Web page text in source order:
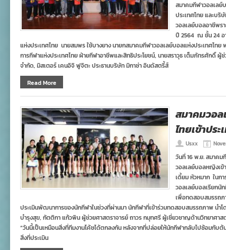
สมาคมกีฬาวอลเลย์
ประเทศไทย และบริ
วอลเลย์บอลอาชีพร
ปี 2564 ณ ชั้น 24 อ
แห่งประเทศไทย นายสมพร ใช้บางยาง นายกสมาคมกีฬาวอลเลย์บอลแห่งประเทศไท
การกีฬาแห่งประเทศไทย ฝ่ายกีฬาอาชีพและสิทธิประโยชน์, นายสราวุธ เต็มภัทรศักดิ์
จำกัด, มิสเตอร์ เคนอิจิ ฟูจิตะ ประธานบริษัท มิกาซ่า อินดัสตรี้ส์
Read More
สมาคมวอล
ไทยเข้าปร
Usxx
วันที่ 16 พ.ย. สมาคม
วอลเลย์บอลหญิงเข้
เดี้ยม หัวหมาก ในก
วอลเลย์บอลเรียกนั
เพื่อทดสอบสมรรถ
ประเมินพัฒนาการของนักกีฬาในช่วงที่ผ่านมา นักกีฬาที่เข้าร่วมทดสอบสมรรถภาพ นำ
บำรุงสุข, กัตติกา แก้วพิน ผู้ช่วยศาสตราจารย์ ถาวร กมุทศรี ผู้เชี่ยวชาญด้านวิทยาศาส
“วันนี้เป็นเหมือนสิ่งที่ทีมงานโค้ชได้ตกลงกัน หลังจากที่ปล่อยให้นักกีฬากลับไปซ้อมกับต้น
สิ่งที่ประเมิน